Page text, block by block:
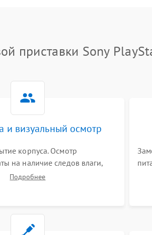
приставки Sony
и визуальный осмотр
корпуса. Осмотр
на наличие следов влаги,
и поврежденных
Подробнее